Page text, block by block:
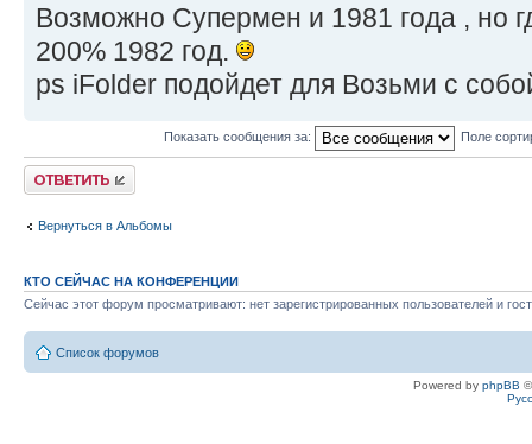
Возможно Супермен и 1981 года , но
200% 1982 год.
ps iFolder подойдет для Возьми с
Показать сообщения за: Поле
Ответить
Вернуться в Альбомы
КТО СЕЙЧАС НА КОНФЕРЕНЦИИ
Сейчас этот форум просматривают: нет зарегистрированных пользователей и
Список форумов
Powered by phpBB